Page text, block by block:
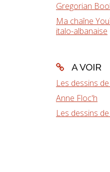
Gregorian
Ma chaîne
italo-albanaise
A VOIR
Les dessins
Anne Floc'h
Les dessins